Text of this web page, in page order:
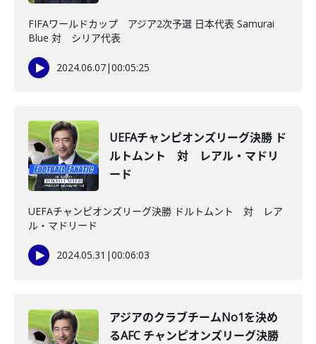
FIFAワールドカップ アジア2次予選 日本代表 Samurai
Blue 対 シリア代表
2024.06.07|00:05:25
UEFAチャンピオンズリーグ決勝 ド
ルトムント 対 レアル・マドリ
ード
UEFAチャンピオンズリーグ決勝 ドルトムント 対 レア
ル・マドリード
2024.05.31 |00:06:03
アジアのクラブチームNo1を決め
るAFC チャンピオンズリーグ決勝